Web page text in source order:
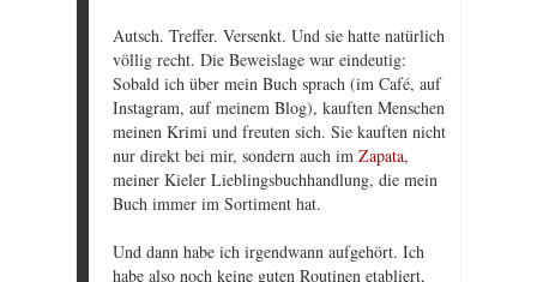
Autsch. Treffer. Versenkt. Und sie hatte natürlich
völlig recht. Die Beweislage war eindeutig:
Sobald ich über mein Buch sprach (im Café, auf
Instagram, auf meinem Blog), kauften Menschen
meinen Krimi und freuten sich. Sie kauften nicht
nur direkt bei mir, sondern auch im Zapata,
meiner Kieler Lieblingsbuchhandlung, die mein
Buch immer im Sortiment hat.
Und dann habe ich irgendwann aufgehört. Ich
habe also noch keine guten Routinen etabliert,